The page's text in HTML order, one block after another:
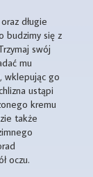
długie
budzimy się z
swój
mu
wklepując go
ustąpi
kremu
także
oczu.